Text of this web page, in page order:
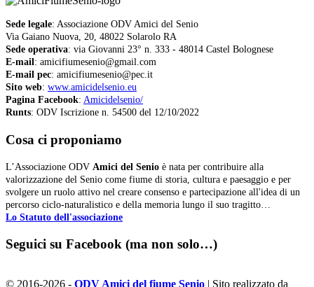
Sede legale: Associazione ODV Amici del Senio
Via Gaiano Nuova, 20, 48022 Solarolo RA
Sede operativa: via Giovanni 23° n. 333 - 48014 Castel Bolognese
E-mail: amicifiumesenio@gmail.com
E-mail pec: amicifiumesenio@pec.it
Sito web: www.amicidelsenio.eu
Pagina Facebook: Amicidelsenio/
Runts: ODV Iscrizione n. 54500 del 12/10/2022
Cosa ci proponiamo
L’Associazione ODV Amici del Senio è nata per contribuire alla
valorizzazione del Senio come fiume di storia, cultura e paesaggio e per
svolgere un ruolo attivo nel creare consenso e partecipazione all'idea di un
percorso ciclo-naturalistico e della memoria lungo il suo tragitto…
Lo Statuto dell'associazione
Seguici su Facebook (ma non solo…)
© 2016-2026 - ODV Amici del fiume Senio | Sito realizzato da